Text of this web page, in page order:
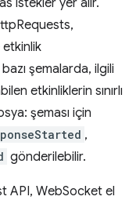
istekler yer alır.
etkinlik
şemalarda, ilgili
etkinliklerin sınırlı
şeması için
,
gönderilebilir.
API, WebSocket el